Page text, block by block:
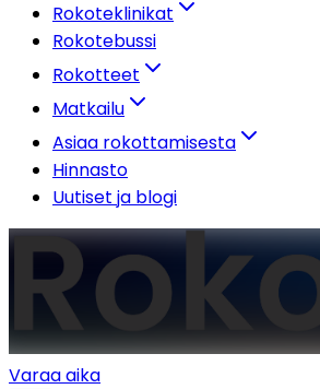
Rokoteklinikat
Rokotebussi
Rokotteet
Matkailu
Asiaa rokottamisesta
Hinnasto
Uutiset ja blogi
Varaa aika